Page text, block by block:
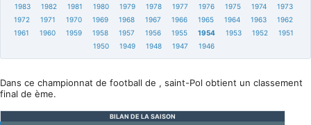
1983
1982 1981 1980 1979 1978 1977 1976 1975 1974
1973
1972
1971 1970 1969 1968 1967 1966 1965 1964 1963
1962
1961
1960 1959 1958 1957 1956 1955 1954 1953 1952
1951
1950
1949 1948 1947 1946
Dans ce championnat de football de , saint-Pol obtient un classement
final de ème.
BILAN DE LA SAISON